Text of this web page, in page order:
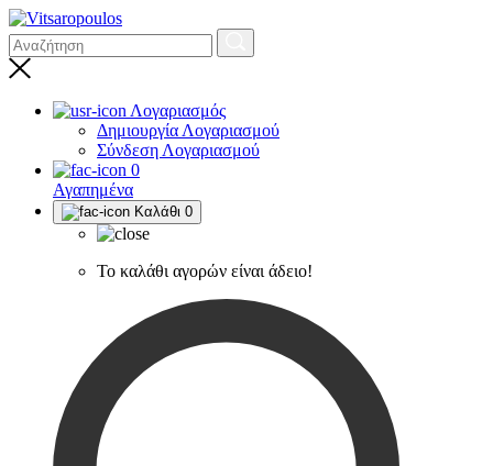
Λογαριασμός
Δημιουργία Λογαριασμού
Σύνδεση Λογαριασμού
0
Αγαπημένα
Καλάθι 0
Το καλάθι αγορών είναι άδειο!